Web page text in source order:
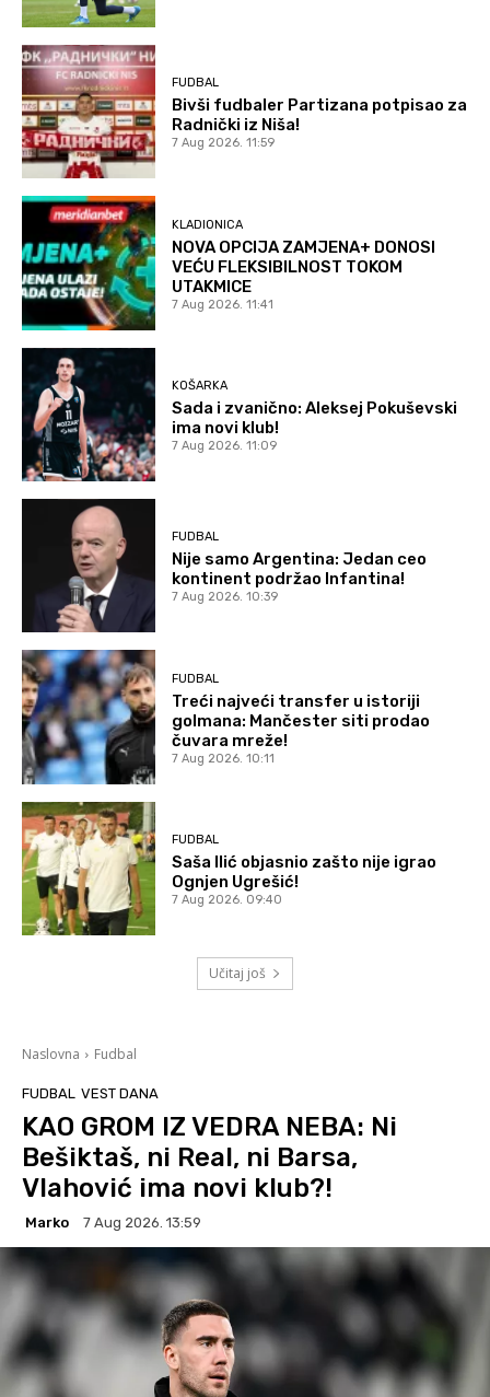
FUDBAL
Bivši fudbaler Partizana potpisao za
Radnički iz Niša!
7 Aug 2026. 11:59
KLADIONICA
NOVA OPCIJA ZAMJENA+ DONOSI
VEĆU FLEKSIBILNOST TOKOM
UTAKMICE
7 Aug 2026. 11:41
KOŠARKA
Sada i zvanično: Aleksej Pokuševski
ima novi klub!
7 Aug 2026. 11:09
FUDBAL
Nije samo Argentina: Jedan ceo
kontinent podržao Infantina!
7 Aug 2026. 10:39
FUDBAL
Treći najveći transfer u istoriji
golmana: Mančester siti prodao
čuvara mreže!
7 Aug 2026. 10:11
FUDBAL
Saša Ilić objasnio zašto nije igrao
Ognjen Ugrešić!
7 Aug 2026. 09:40
Učitaj još